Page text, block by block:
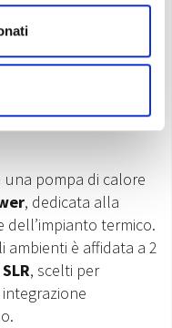
una pompa di calore
, dedicata alla
dell’impianto termico.
ambienti è affidata a 2
, scelti per